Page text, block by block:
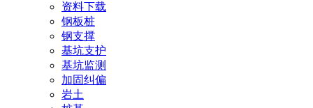
资料下载
钢板桩
钢支撑
基坑支护
基坑监测
加固纠偏
岩土